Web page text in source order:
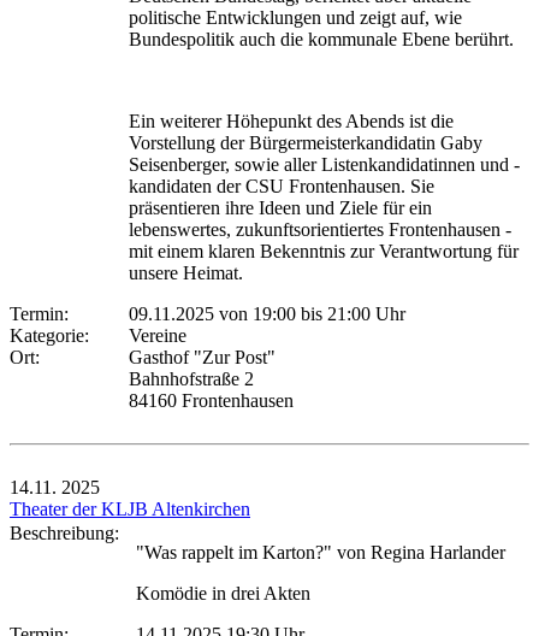
politische Entwicklungen und zeigt auf, wie
Bundespolitik auch die kommunale Ebene berührt.
Ein weiterer Höhepunkt des Abends ist die
Vorstellung der Bürgermeisterkandidatin Gaby
Seisenberger, sowie aller Listenkandidatinnen und -
kandidaten der CSU Frontenhausen. Sie
präsentieren ihre Ideen und Ziele für ein
lebenswertes, zukunftsorientiertes Frontenhausen -
mit einem klaren Bekenntnis zur Verantwortung für
unsere Heimat.
Termin:
09.11.2025 von 19:00 bis 21:00 Uhr
Kategorie:
Vereine
Ort:
Gasthof "Zur Post"
Bahnhofstraße 2
84160 Frontenhausen
14.11. 2025
Theater der KLJB Altenkirchen
Beschreibung:
"Was rappelt im Karton?" von Regina Harlander
Komödie in drei Akten